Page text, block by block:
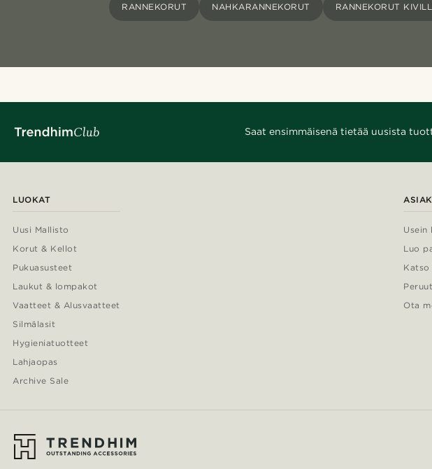
RANNEKORUT NAHKARANNEKORUT RANNEKORUT
Saat ensimmäisenä tietää uusista
LUOKAT
Uusi Mallisto
Korut & Kellot
Pukuasusteet
Laukut & lompakot
Vaatteet & Alusvaatteet
Silmälasit
Hygieniatuotteet
Lahjaopas
Archive Sale
Usein
Luo
Ota